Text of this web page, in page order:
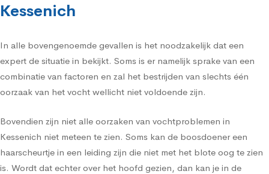
Kessenich
In alle bovengenoemde gevallen is het noodzakelijk dat een
expert de situatie in bekijkt. Soms is er namelijk sprake van een
combinatie van factoren en zal het bestrijden van slechts één
oorzaak van het vocht wellicht niet voldoende zijn.
Bovendien zijn niet alle oorzaken van vochtproblemen in
Kessenich niet meteen te zien. Soms kan de boosdoener een
haarscheurtje in een leiding zijn die niet met het blote oog te zien
is. Wordt dat echter over het hoofd gezien, dan kan je in de